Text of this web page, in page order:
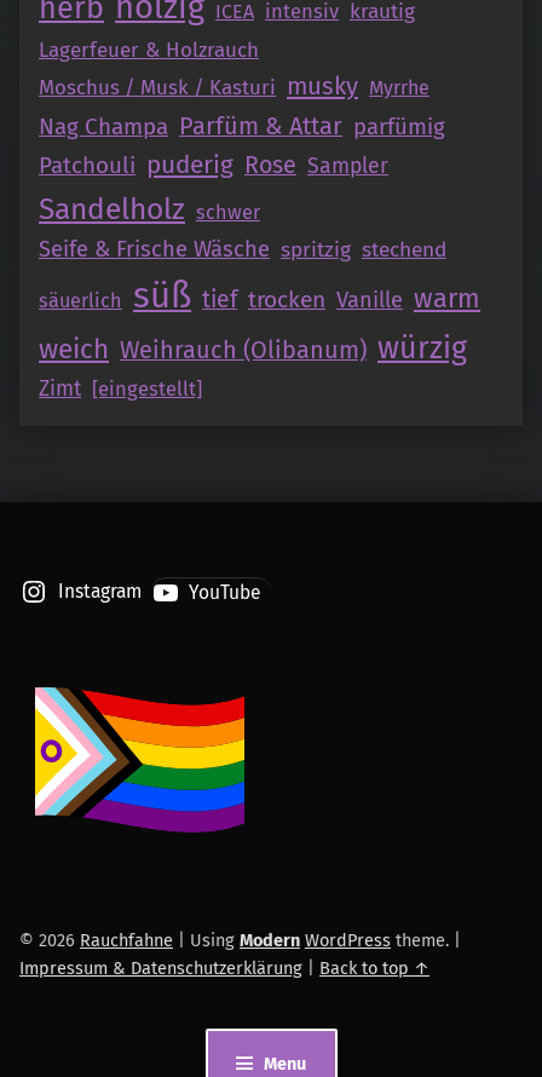
Menu
herb ICEA intensiv krautig
Lagerfeuer & Holzrauch
Moschus / Musk / Kasturi musky Myrrhe
Nag Champa Parfüm & Attar parfümig
Patchouli puderig Rose Sampler
Sandelholz schwer
Seife & Frische Wäsche spritzig stechend
säuerlich süß tief trocken Vanille warm
weich Weihrauch (Olibanum) würzig
Zimt [eingestellt]
Instagram YouTube
© 2026 Rauchfahne Using Modern WordPress theme.
Impressum & Datenschutzerklärung
Back to top ↑